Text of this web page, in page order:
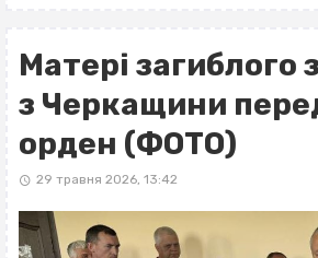
Матері загиблого
з Черкащини
орден (ФОТО)
29 травня 2026, 13:42